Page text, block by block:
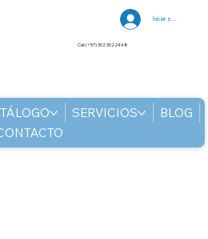
SERVICIOS
BLOG
Iniciar sesión
Cel: (+57) 302 3022448